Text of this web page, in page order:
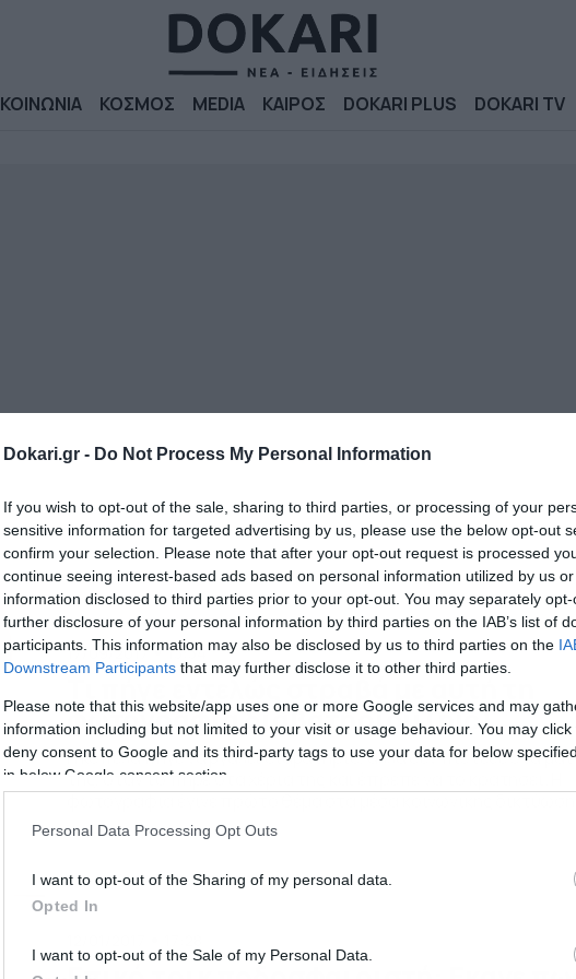
Dokari.gr - Do Not Process My Personal Information
If you wish to opt-out of the sale, sharing to third parties, or processing of your
sensitive information for targeted advertising by us, please use the below opt-out
confirm your selection. Please note that after your opt-out request is processed
continue seeing interest-based ads based on personal information utilized by us
information disclosed to third parties prior to your opt-out. You may separately
further disclosure of your personal information by third parties on the IAB’s list of
participants. This information may also be disclosed by us to third parties on the
Downstream Participants that may further disclose it to other third parties.
Please note that this website/app uses one or more Google services and may
information including but not limited to your visit or usage behaviour. You may
deny consent to Google and its third-party tags to use your data for below
in below Google consent section.
Personal Data Processing Opt Outs
I want to opt-out of the Sharing of my personal data.
Opted In
I want to opt-out of the Sale of my Personal Data.
ΚΟΙΝΩΝΙΑ ΚΟΣΜΟΣ MEDIA ΚΑΙΡΟΣ DOKARI PLUS DOKARI TV
17/09/2017 13:34
Τι πήγε εντελώς στραβά με αυτή τη
φωτογραφία διαβατηρίου (pic)
Η κοπέλα πήγε να βγάλει διαβατήριο, αλλά δεν πίστευε στα
της, όταν το πήρε στα χέρια της και έπρεπε να το κρατήσει. Η
και προκάλεσε γέλιο με το αποτέλεσμα. PHOTO GALLERY 1/1